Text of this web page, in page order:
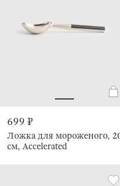
699 ₽
Ложка для мороженого,
см, Accelerated